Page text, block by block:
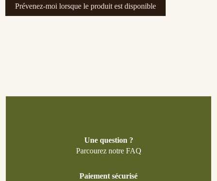
Une question ?
Parcourez notre FAQ
Paiement sécurisé